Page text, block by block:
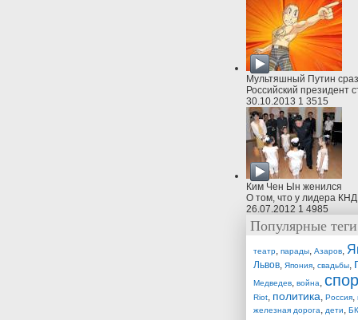
Мультяшный Путин
Российский президент
30.10.2013 1 3515
Ким Чен Ын женился
О том, что у лидера
26.07.2012 1 4985
Популярные теги
театр, парады, Азаров,
Львов, Япония, свадьбы,
Медведев, война,
Riot, политика, Россия,
железная дорога, дети,